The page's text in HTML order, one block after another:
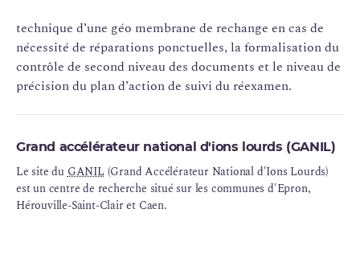
technique d’une géo membrane de rechange en cas de
nécessité de réparations ponctuelles, la formalisation du
contrôle de second niveau des documents et le niveau de
précision du plan d’action de suivi du réexamen.
Grand accélérateur national d'ions lourds (GANIL)
Le site du GANIL (Grand Accélérateur National d'Ions Lourds)
est un centre de recherche situé sur les communes d'Epron,
Hérouville-Saint-Clair et Caen.